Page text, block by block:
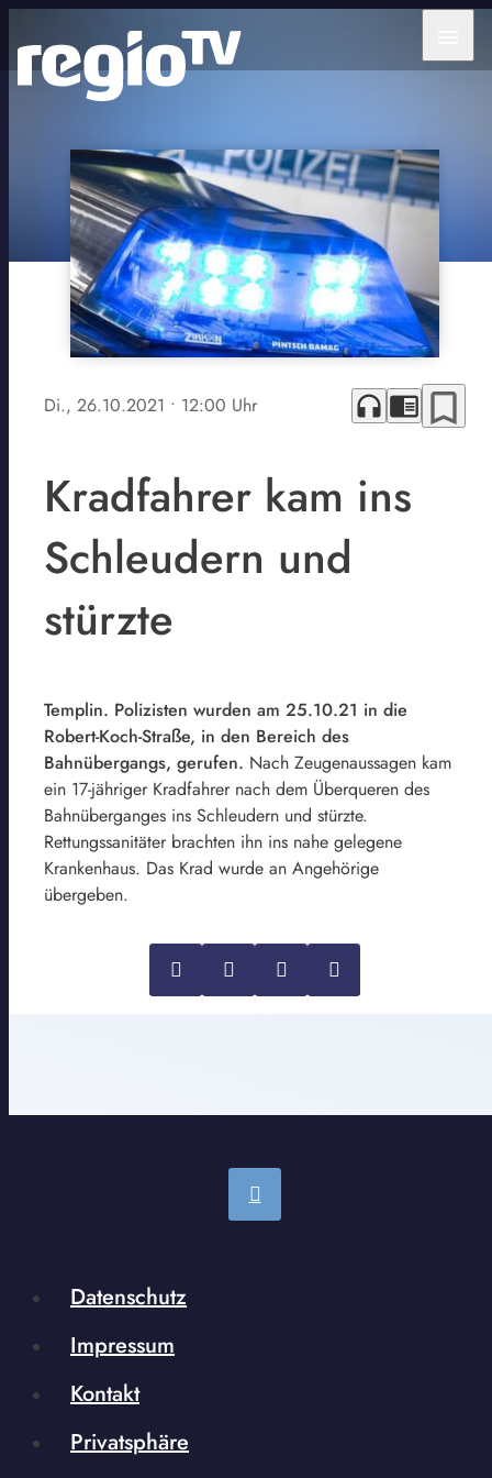
Di., 26.10.2021 • 12:00 Uhr headphones chrome_reader_mode bookmark_border
Kradfahrer kam ins
Schleudern und
stürzte
Templin. Polizisten wurden am 25.10.21 in die
Robert-Koch-Straße, in den Bereich des
Bahnübergangs, gerufen. Nach Zeugenaussagen kam
ein 17-jähriger Kradfahrer nach dem Überqueren des
Bahnüberganges ins Schleudern und stürzte.
Rettungssanitäter brachten ihn ins nahe gelegene
Krankenhaus. Das Krad wurde an Angehörige
übergeben.
Datenschutz
Impressum
Kontakt
Privatsphäre